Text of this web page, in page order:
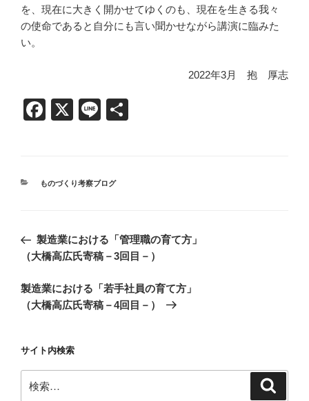
を、現在に大きく開かせてゆくのも、現在を生きる我々
の使命であると自分にも言い聞かせながら講演に臨みた
い。
2022年3月 抱 厚志
F
e
o
k
X
Li
カ
ものづくり考察ブログ
稿
ビ
ゲ
シ
ン
前
の
稿
製造業における「管理職の育て方」
（大橋高広氏寄稿－3回目－）
次
の
製造業における「若手社員の育て方」
（大橋高広氏寄稿－4回目－）
サイト内検索
索: